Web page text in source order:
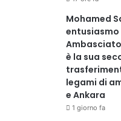
Mohamed
entusiasmo
è la sua
legami di
e Ankara
1 giorno fa